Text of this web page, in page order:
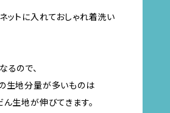
ットに入れておしゃれ着洗い
るので、
生地分量が多いものは
生地が伸びてきます。